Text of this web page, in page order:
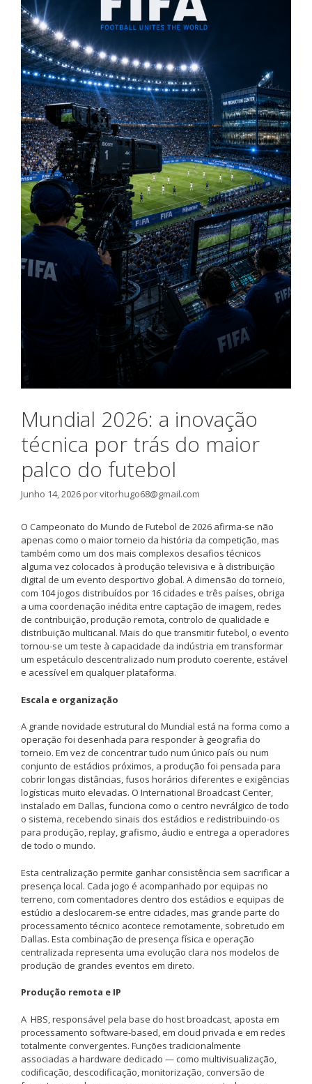
Mundial 2026: a inovação
técnica por trás do maior
palco do futebol
Junho 14, 2026porvitorhugo68@gmail.com
O Campeonato do Mundo de Futebol de 2026 afirma-se não
apenas como o maior torneio da história da competição, mas
também como um dos mais complexos desafios técnicos
alguma vez colocados à produção televisiva e à distribuição
digital de um evento desportivo global. A dimensão do torneio,
com 104 jogos distribuídos por 16 cidades e três países, obriga
a uma coordenação inédita entre captação de imagem, redes
de contribuição, produção remota, controlo de qualidade e
distribuição multicanal. Mais do que transmitir futebol, o evento
tornou-se um teste à capacidade da indústria em transformar
um espetáculo descentralizado num produto coerente, estável
e acessível em qualquer plataforma.
Escala e organização
A grande novidade estrutural do Mundial está na forma como a
operação foi desenhada para responder à geografia do
torneio. Em vez de concentrar tudo num único país ou num
conjunto de estádios próximos, a produção foi pensada para
cobrir longas distâncias, fusos horários diferentes e exigências
logísticas muito elevadas. O International Broadcast Center,
instalado em Dallas, funciona como o centro nevrálgico de todo
o sistema, recebendo sinais dos estádios e redistribuindo-os
para produção, replay, grafismo, áudio e entrega a operadores
de todo o mundo.
Esta centralização permite ganhar consistência sem sacrificar a
presença local. Cada jogo é acompanhado por equipas no
terreno, com comentadores dentro dos estádios e equipas de
estúdio a deslocarem-se entre cidades, mas grande parte do
processamento técnico acontece remotamente, sobretudo em
Dallas. Esta combinação de presença física e operação
centralizada representa uma evolução clara nos modelos de
produção de grandes eventos em direto.
Produção remota e IP
A HBS, responsável pela base do host broadcast, aposta em
processamento software-based, em cloud privada e em redes
totalmente convergentes. Funções tradicionalmente
associadas a hardware dedicado — como multivisualização,
codificação, descodificação, monitorização, conversão de